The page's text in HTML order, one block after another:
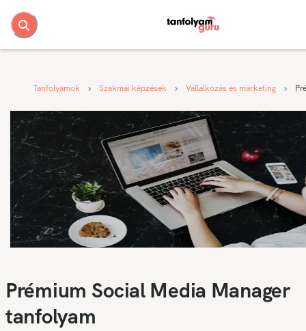
Tanfolyamok Szakmai képzések Vállalkozás és marketing
Prémium Social Media Manager
tanfolyam